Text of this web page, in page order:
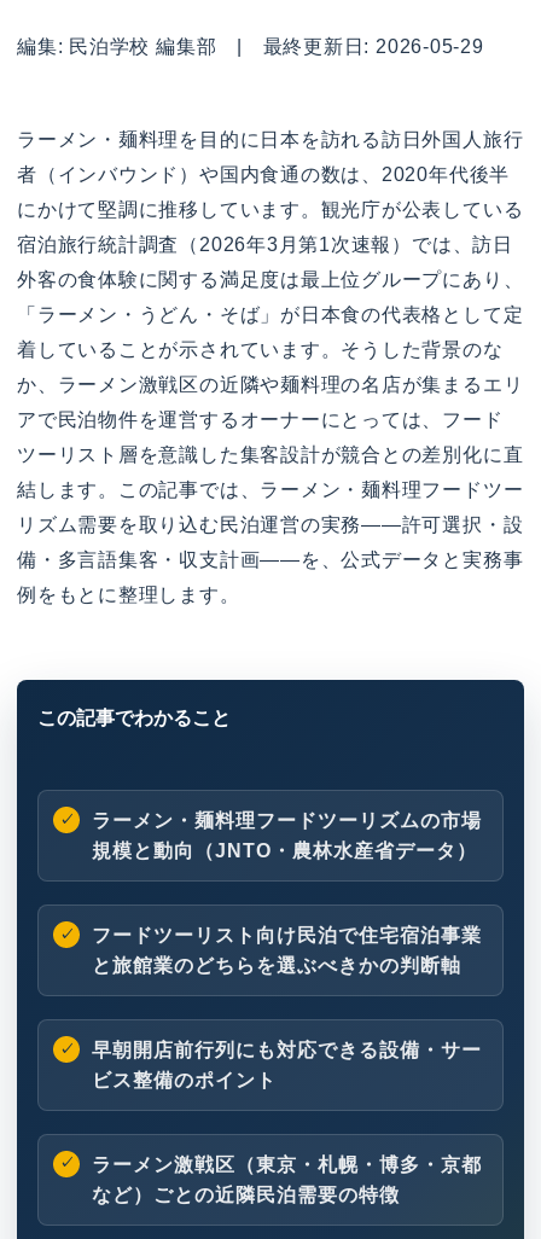
編集: 民泊学校 編集部 | 最終更新日: 2026-05-29
ラーメン・麺料理を目的に日本を訪れる訪日外国人旅行
者（インバウンド）や国内食通の数は、2020年代後半
にかけて堅調に推移しています。観光庁が公表している
宿泊旅行統計調査（2026年3月第1次速報）では、訪日
外客の食体験に関する満足度は最上位グループにあり、
「ラーメン・うどん・そば」が日本食の代表格として定
着していることが示されています。そうした背景のな
か、ラーメン激戦区の近隣や麺料理の名店が集まるエリ
アで民泊物件を運営するオーナーにとっては、フード
ツーリスト層を意識した集客設計が競合との差別化に直
結します。この記事では、ラーメン・麺料理フードツー
リズム需要を取り込む民泊運営の実務——許可選択・設
備・多言語集客・収支計画——を、公式データと実務事
例をもとに整理します。
ラーメン・麺料理フードツーリズムの市場
規模と動向（JNTO・農林水産省データ）
フードツーリスト向け民泊で住宅宿泊事業
と旅館業のどちらを選ぶべきかの判断軸
早朝開店前行列にも対応できる設備・サー
ビス整備のポイント
ラーメン激戦区（東京・札幌・博多・京都
など）ごとの近隣民泊需要の特徴